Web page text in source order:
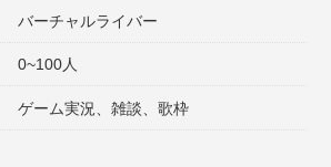
バーチャルライバー
0~100人
ゲーム実況、雑談、歌枠